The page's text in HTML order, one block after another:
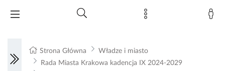
Strona Główna
Władze i miasto
Rada Miasta Krakowa kadencja IX 2024-2029